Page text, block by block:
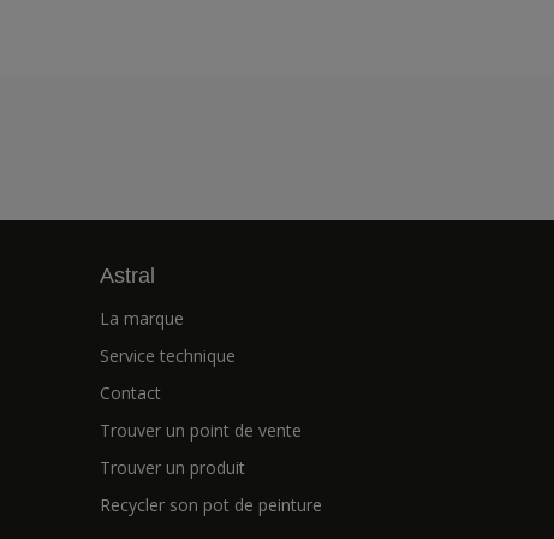
Astral
La marque
Service technique
Contact
Trouver un point de vente
Trouver un produit
Recycler son pot de peinture